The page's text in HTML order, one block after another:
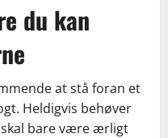
du kan
at stå foran et
Heldigvis behøver
bare være ærligt